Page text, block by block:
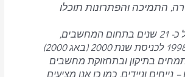
התמיכה והפתרונות תוכלו
עם ניסיון של כ- 21 שנים בתחום המחשבים,
משנת כ – 1998 לכניסת שנת 2000 (באג 2000)
בתיקון ובתחזוקת מחשבים
נייחים וניידים. כמו כן אנו מציעים